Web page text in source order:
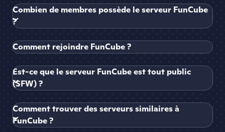
Combien de membres possède le serveur FunCube
?
Comment rejoindre FunCube ?
Est-ce que le serveur FunCube est tout public
(SFW) ?
Comment trouver des serveurs similaires à
FunCube ?